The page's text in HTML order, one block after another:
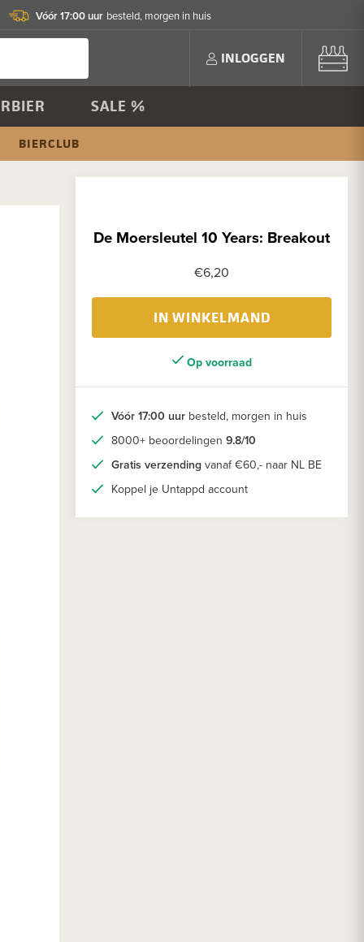
Vóór 17:00 uur besteld, morgen in huis
INLOGGEN
SALE %
BIERCLUB
De Moersleutel 10 Years: Breakout
€6,20
IN WINKELMAND
Op voorraad
Vóór 17:00 uur besteld, morgen in huis
8000+ beoordelingen 9.8/10
Gratis verzending vanaf €60,- naar NL BE
Koppel je Untappd account